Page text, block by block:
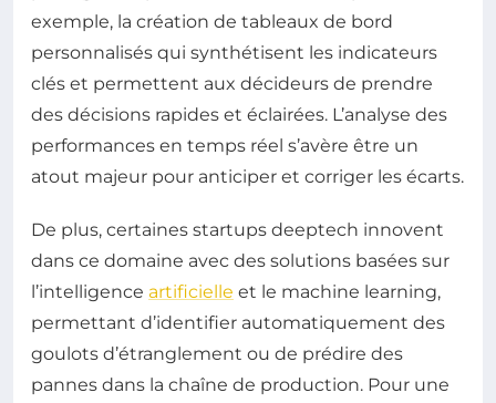
exemple, la création de tableaux de bord
personnalisés qui synthétisent les indicateurs
clés et permettent aux décideurs de prendre
des décisions rapides et éclairées. L’analyse des
performances en temps réel s’avère être un
atout majeur pour anticiper et corriger les écarts.
De plus, certaines startups deeptech innovent
dans ce domaine avec des solutions basées sur
l’intelligence artificielle et le machine learning,
permettant d’identifier automatiquement des
goulots d’étranglement ou de prédire des
pannes dans la chaîne de production. Pour une